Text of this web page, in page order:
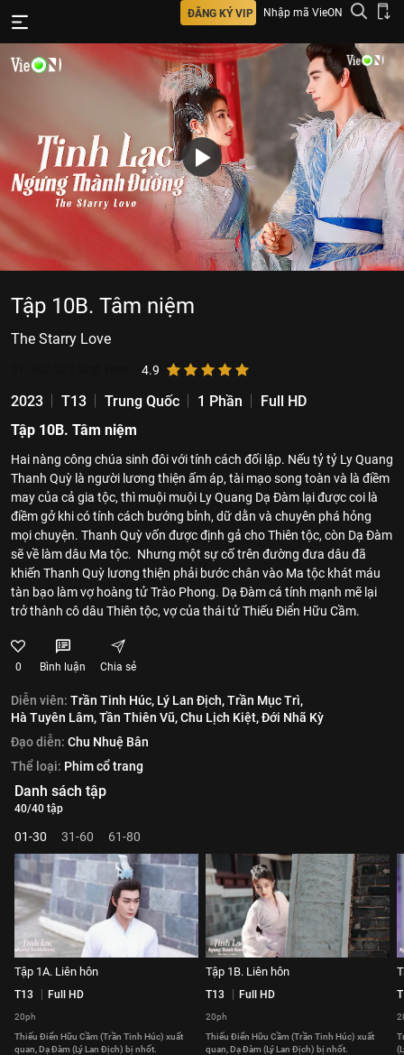
ĐĂNG KÝ VIP Nhập mã VieON
Tập 10B. Tâm niệm
The Starry Love
4.9
2023 T13 Trung Quốc 1 Phần
Full HD
Tập 10B. Tâm niệm
Hai nàng công chúa sinh đôi với tính cách đối lập. Nếu tỷ tỷ Ly Quang
Thanh Quỳ là người lương thiện ấm áp, tài mạo song toàn và là điềm
may của cả gia tộc, thì muội muội Ly Quang Dạ Đàm lại được coi là
điềm gở khi có tính cách bướng bỉnh, dữ dằn và chuyên phá hỏng
mọi chuyện. Thanh Quỳ vốn được định gả cho Thiên tộc, còn Dạ Đàm
sẽ về làm dâu Ma tộc. Nhưng một sự cố trên đường đưa dâu đã
khiến Thanh Quỳ lương thiện phải bước chân vào Ma tộc khát máu
tàn bạo làm vợ hoàng tử Trào Phong. Dạ Đàm cá tính mạnh mẽ lại
trở thành cô dâu Thiên tộc, vợ của thái tử Thiếu Điển Hữu Cầm.
0 Bình luận Chia sẻ
Diễn viên: Trần Tinh Húc, Lý Lan Địch,Trần Mục Trì,
Hà Tuyên Lâm,Tần Thiên Vũ,Chu Lịch Kiệt,Đới Nhã Kỳ
Đạo diễn: Chu Nhuệ Bân
Thể loại: Phim cổ trang
Danh sách tập
40/40 tập
01-30 31-60 61-80
Tập 1A. Liên hôn
T13 Full HD
20ph
Thiếu Điển Hữu Cầm (Trần Tinh Húc) xuất
quan, Dạ Đàm (Lý Lan Địch) bị nhốt.
Tập 1B. Liên hôn
T13 Full HD
20ph
Thiếu Điển Hữu Cầm (Trần Tinh Húc) xuất
quan, Dạ Đàm (Lý Lan Địch) bị nhốt.